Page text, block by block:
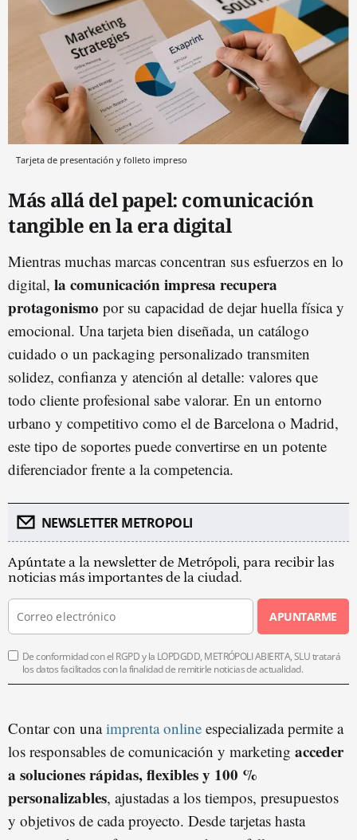
Tarjeta de presentación y folleto impreso
Más allá del papel: comunicación
tangible en la era digital
Mientras muchas marcas concentran sus esfuerzos en lo
digital, la comunicación impresa recupera
protagonismo por su capacidad de dejar huella física y
emocional. Una tarjeta bien diseñada, un catálogo
cuidado o un packaging personalizado transmiten
solidez, confianza y atención al detalle: valores que
todo cliente profesional sabe valorar. En un entorno
urbano y competitivo como el de Barcelona o Madrid,
este tipo de soportes puede convertirse en un potente
diferenciador frente a la competencia.
NEWSLETTER METROPOLI
Apúntate a la newsletter de Metrópoli, para recibir las
noticias más importantes de la ciudad.
APUNTARME
De conformidad con el RGPD y la LOPDGDD, METRÓPOLI ABIERTA, SLU tratará
los datos facilitados con la finalidad de remitirle noticias de actualidad.
Contar con unaimprenta online especializada permite a
los responsables de comunicación y marketing acceder
a soluciones rápidas, flexibles y 100 %
personalizables, ajustadas a los tiempos, presupuestos
y objetivos de cada proyecto. Desde tarjetas hasta